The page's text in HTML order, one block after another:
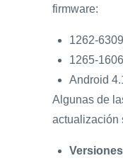
firmware:
1262-
1265-
Android
Algunas de
actualización